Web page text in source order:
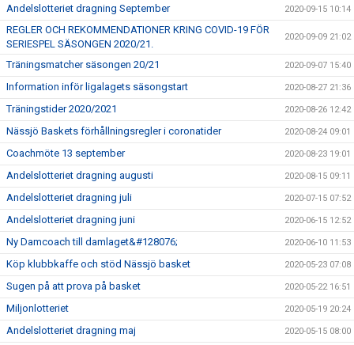
Andelslotteriet dragning September 2020-09-15 10:14
REGLER OCH REKOMMENDATIONER KRING COVID-19 FÖR
SERIESPEL SÄSONGEN 2020/21.
2020-09-09 21:02
Träningsmatcher säsongen 20/21 2020-09-07 15:40
Information inför ligalagets säsongstart 2020-08-27 21:36
Träningstider 2020/2021 2020-08-26 12:42
Nässjö Baskets förhållningsregler i coronatider 2020-08-24 09:01
Coachmöte 13 september 2020-08-23 19:01
Andelslotteriet dragning augusti 2020-08-15 09:11
Andelslotteriet dragning juli 2020-07-15 07:52
Andelslotteriet dragning juni 2020-06-15 12:52
Ny Damcoach till damlaget&#128076; 2020-06-10 11:53
Köp klubbkaffe och stöd Nässjö basket 2020-05-23 07:08
Sugen på att prova på basket 2020-05-22 16:51
Miljonlotteriet 2020-05-19 20:24
Andelslotteriet dragning maj 2020-05-15 08:00